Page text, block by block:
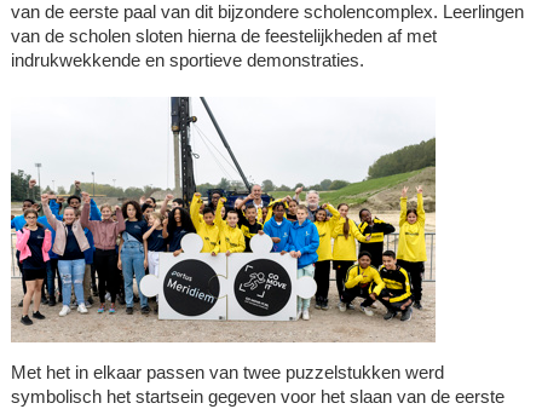
van de eerste paal van dit bijzondere scholencomplex. Leerlingen
van de scholen sloten hierna de feestelijkheden af met
indrukwekkende en sportieve demonstraties.
Met het in elkaar passen van twee puzzelstukken werd
symbolisch het startsein gegeven voor het slaan van de eerste